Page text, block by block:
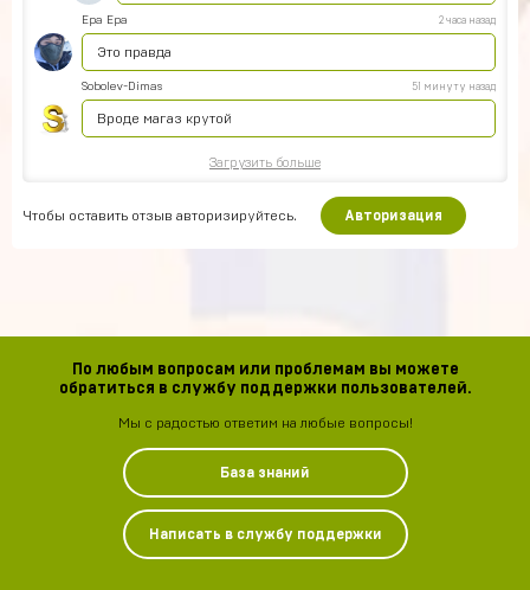
Ера Ера 2 часа назад
Это правда
Sobolev-Dimas 51 минуту назад
Вроде магаз крутой
Загрузить больше
Чтобы оставить отзыв авторизируйтесь. Авторизация
По любым вопросам или проблемам вы можете
обратиться в службу поддержки пользователей.
Мы с радостью ответим на любые вопросы!
База знаний
Написать в службу поддержки